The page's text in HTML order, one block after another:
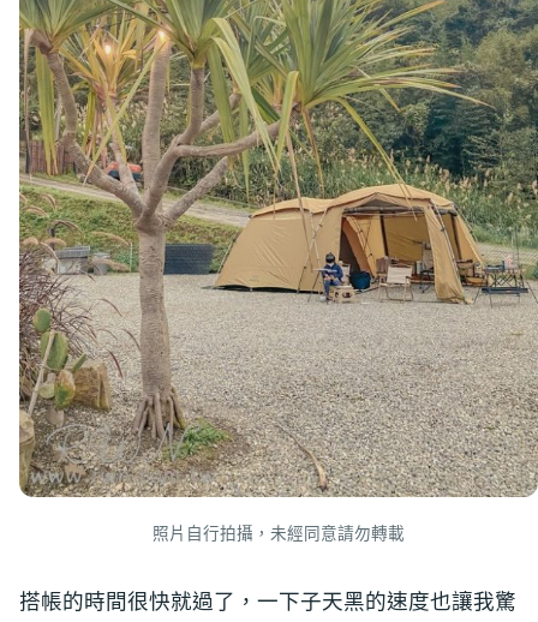
照片自行拍攝，未經同意請勿轉載
搭帳的時間很快就過了，一下子天黑的速度也讓我驚